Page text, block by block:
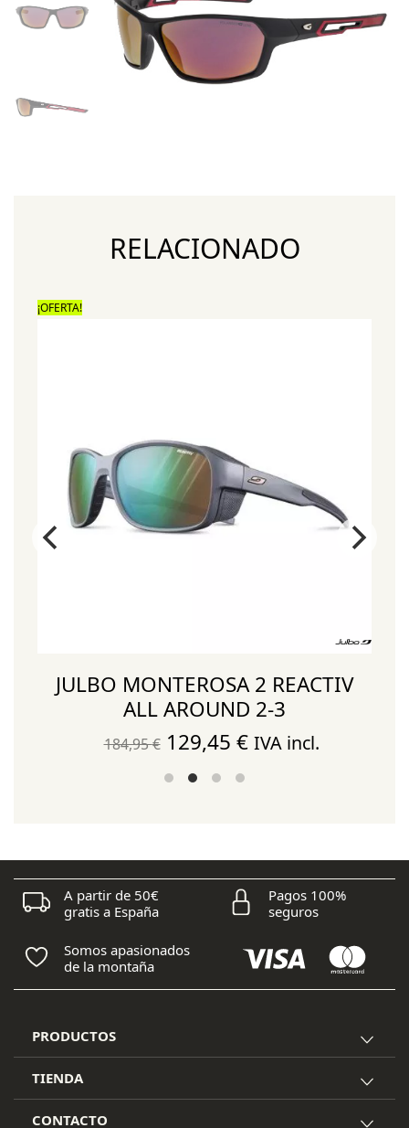
RELACIONADO
¡OFERTA!
JULBO MONTEROSA 2 REACTIV
ALL AROUND 2-3
184,95€ El
precio
184,95 €.
129,45 €El
129,45 €.
IVA incl.
A partir de 50€
gratis a España
Pagos 100%
seguros
Somos apasionados
de la montaña
PRODUCTOS
TIENDA
CONTACTO